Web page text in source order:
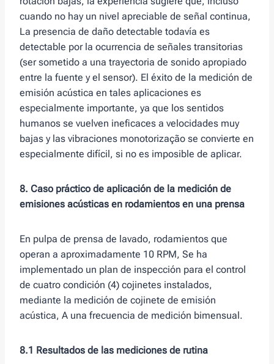
cuando no hay un nivel apreciable de señal continua,
La presencia de daño detectable todavía es
detectable por la ocurrencia de señales transitorias
(ser sometido a una trayectoria de sonido apropiado
entre la fuente y el sensor). El éxito de la medición de
emisión acústica en tales aplicaciones es
especialmente importante, ya que los sentidos
humanos se vuelven ineficaces a velocidades muy
bajas y las vibraciones monotorização se convierte en
especialmente difícil, si no es imposible de aplicar.
8. Caso práctico de aplicación de la medición de
emisiones acústicas en rodamientos en una prensa
En pulpa de prensa de lavado, rodamientos que
operan a aproximadamente 10 RPM, Se ha
implementado un plan de inspección para el control
de cuatro condición (4) cojinetes instalados,
mediante la medición de cojinete de emisión
acústica, A una frecuencia de medición bimensual.
8.1 Resultados de las mediciones de rutina